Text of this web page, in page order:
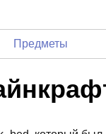
Предметы